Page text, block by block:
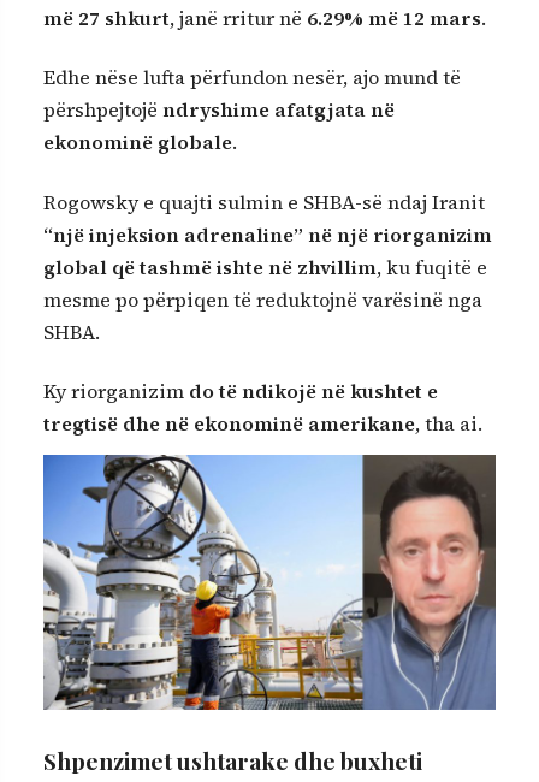
më 27 shkurt, janë rritur në 6.29% më 12 mars.
Edhe nëse lufta përfundon nesër, ajo mund të
përshpejtojë ndryshime afatgjata në
ekonominë globale.
Rogowsky e quajti sulmin e SHBA-së ndaj Iranit
“një injeksion adrenaline” në një riorganizim
global që tashmë ishte në zhvillim, ku fuqitë e
mesme po përpiqen të reduktojnë varësinë nga
SHBA.
Ky riorganizim do të ndikojë në kushtet e
tregtisë dhe në ekonominë amerikane, tha ai.
Shpenzimet ushtarake dhe buxheti